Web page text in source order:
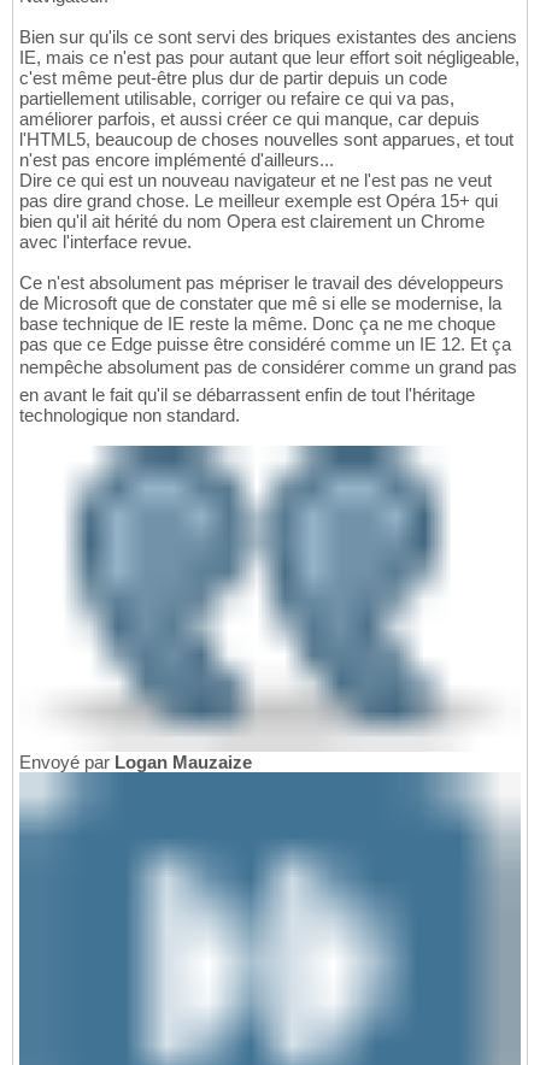
Bien sur qu'ils ce sont servi des briques existantes des anciens
IE, mais ce n'est pas pour autant que leur effort soit négligeable,
c'est même peut-être plus dur de partir depuis un code
partiellement utilisable, corriger ou refaire ce qui va pas,
améliorer parfois, et aussi créer ce qui manque, car depuis
l'HTML5, beaucoup de choses nouvelles sont apparues, et tout
n'est pas encore implémenté d'ailleurs...
Dire ce qui est un nouveau navigateur et ne l'est pas ne veut
pas dire grand chose. Le meilleur exemple est Opéra 15+ qui
bien qu'il ait hérité du nom Opera est clairement un Chrome
avec l'interface revue.
Ce n'est absolument pas mépriser le travail des développeurs
de Microsoft que de constater que mê si elle se modernise, la
base technique de IE reste la même. Donc ça ne me choque
pas que ce Edge puisse être considéré comme un IE 12. Et ça
nempêche absolument pas de considérer comme un grand pas
en avant le fait qu'il se débarrassent enfin de tout l'héritage
technologique non standard.
Envoyé par Logan Mauzaize